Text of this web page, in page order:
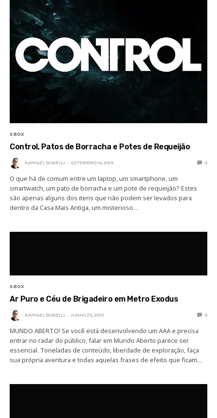
XBOX
Control, Patos de Borracha e Potes de Requeijão
RAPHAEL BONELLI SETEMBRO 14, 2019 0
O que há de comum entre um laptop, um smartphone, um
smartwatch, um pato de borracha e um pote de requeijão? Estes
são apenas alguns dos itens que não podem ser levados para
dentro da Casa Mais Antiga, um misterioso…
XBOX
Ar Puro e Céu de Brigadeiro em Metro Exodus
RAPHAEL BONELLI JUNHO 25, 2019 0
MUNDO ABERTO! Se você está desenvolvendo um AAA e precisa
entrar no radar do público, falar em Mundo Aberto parece ser
essencial. Toneladas de conteúdo, liberdade de exploração, faça
sua própria aventura e todas aquelas frases de efeito que ficam…